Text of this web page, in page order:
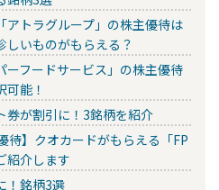
アトラグループ」の株主優待は
いものがもらえる？
ーフードサービス」の株主優待
能！
券が割引に！3銘柄を紹介
待】クオカードがもらえる「FP
紹介します
！銘柄3選